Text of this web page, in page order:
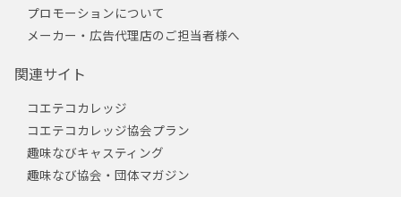
プロモーションについて
メーカー・広告代理店のご担当者様へ
関連サイト
コエテコカレッジ
コエテコカレッジ協会プラン
趣味なびキャスティング
趣味なび協会・団体マガジン